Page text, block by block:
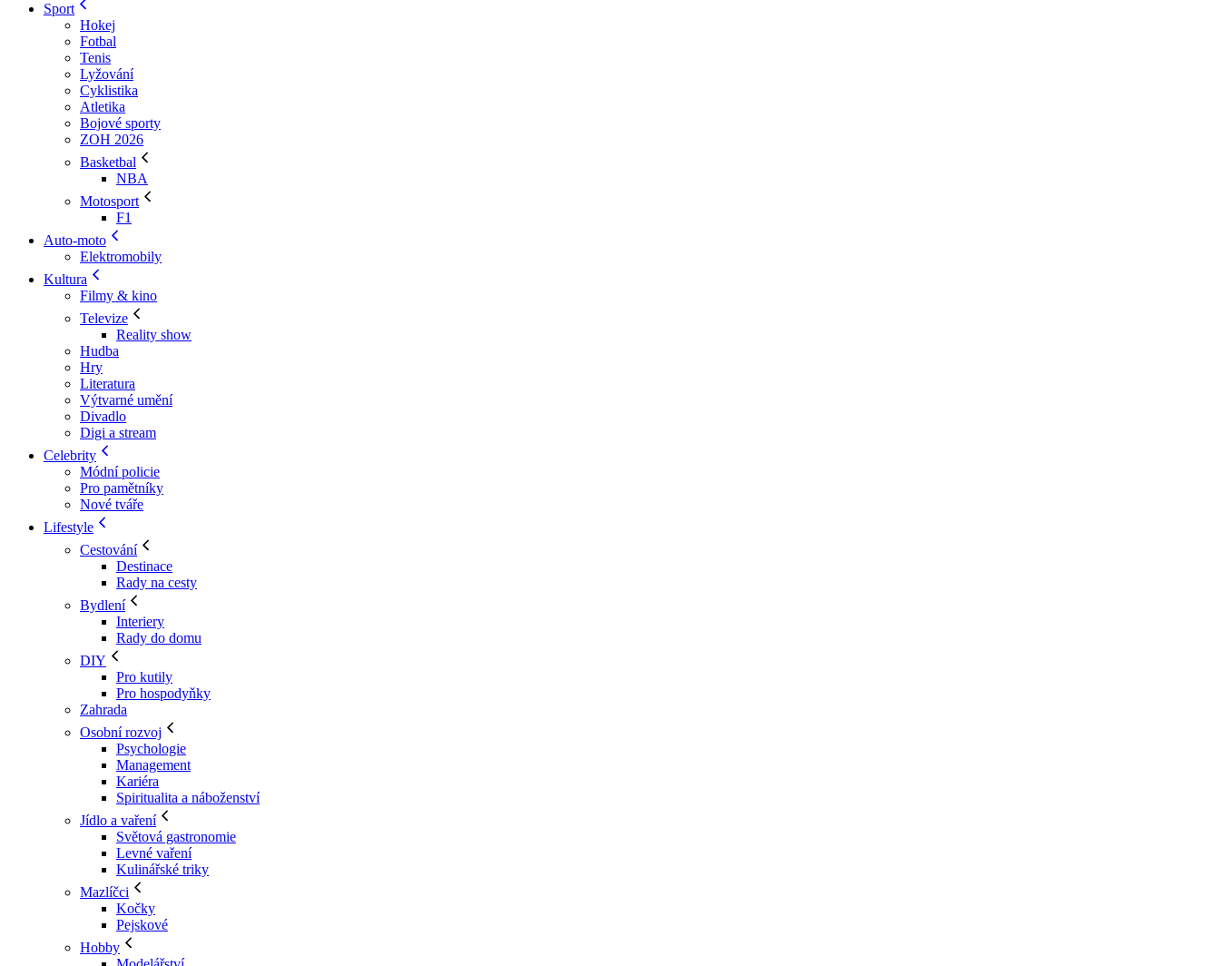
Sport
Hokej
Fotbal
Tenis
Lyžování
Cyklistika
Atletika
Bojové sporty
ZOH 2026
Basketbal
NBA
Motosport
F1
Auto-moto
Elektromobily
Kultura
Filmy & kino
Televize
Reality show
Hudba
Hry
Literatura
Výtvarné umění
Divadlo
Digi a stream
Celebrity
Módní policie
Pro pamětníky
Nové tváře
Lifestyle
Cestování
Destinace
Rady na cesty
Bydlení
Interiery
Rady do domu
DIY
Pro kutily
Pro hospodyňky
Zahrada
Osobní rozvoj
Psychologie
Management
Kariéra
Spiritualita a náboženství
Jídlo a vaření
Světová gastronomie
Levné vaření
Kulinářské triky
Mazlíčci
Kočky
Pejskové
Hobby